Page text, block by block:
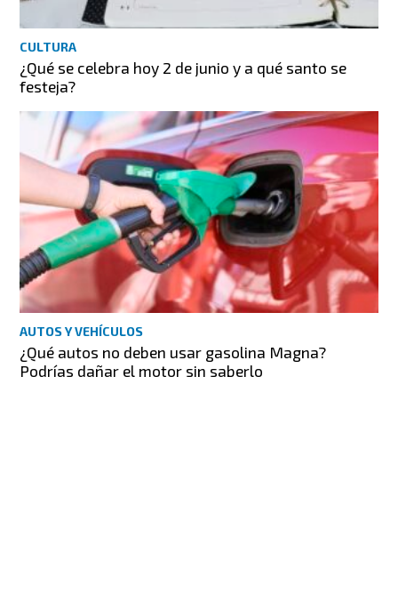
CULTURA
¿Qué se celebra hoy 2 de junio y a qué santo se
festeja?
AUTOS Y VEHÍCULOS
¿Qué autos no deben usar gasolina Magna?
Podrías dañar el motor sin saberlo